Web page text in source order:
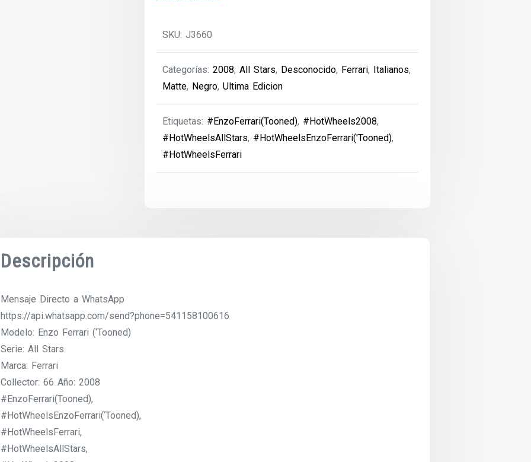
SKU:J3660
Categorías:2008,All Stars, Desconocido, Ferrari, Italianos,
Matte, Negro,Ultima Edicion
Etiquetas: #EnzoFerrari(Tooned), #HotWheels2008,
#HotWheelsAllStars, #HotWheelsEnzoFerrari('Tooned),
#HotWheelsFerrari
Descripción
Mensaje Directo a WhatsApp
https://api.whatsapp.com/send?phone=541158100616
Modelo: Enzo Ferrari (‘Tooned)
Serie: All Stars
Marca: Ferrari
Collector: 66 Año: 2008
#EnzoFerrari(Tooned),
#HotWheelsEnzoFerrari(‘Tooned),
#HotWheelsFerrari,
#HotWheelsAllStars,